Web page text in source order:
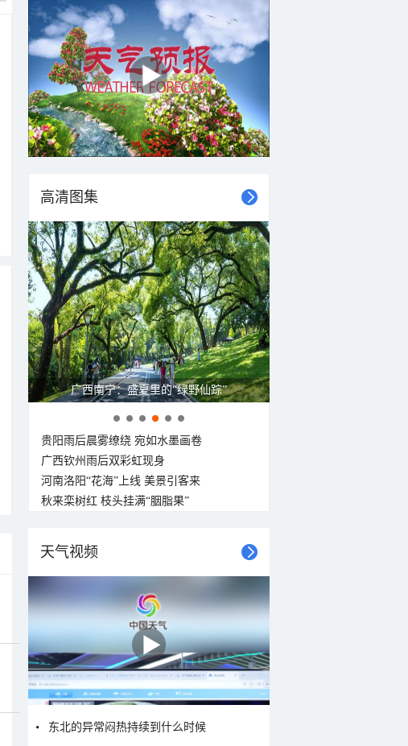
高清图集
广西南宁：盛夏里的“绿野仙踪”
贵阳雨后晨雾缭绕 宛如水墨画卷
广西钦州雨后双彩虹现身
河南洛阳“花海”上线 美景引客来
秋来栾树红 枝头挂满“胭脂果”
天气视频
东北的异常闷热持续到什么时候